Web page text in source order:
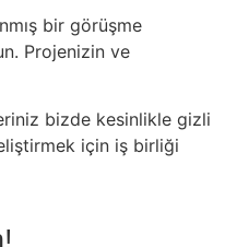
bir görüşme
Projenizin ve
bizde kesinlikle gizli
için iş birliği